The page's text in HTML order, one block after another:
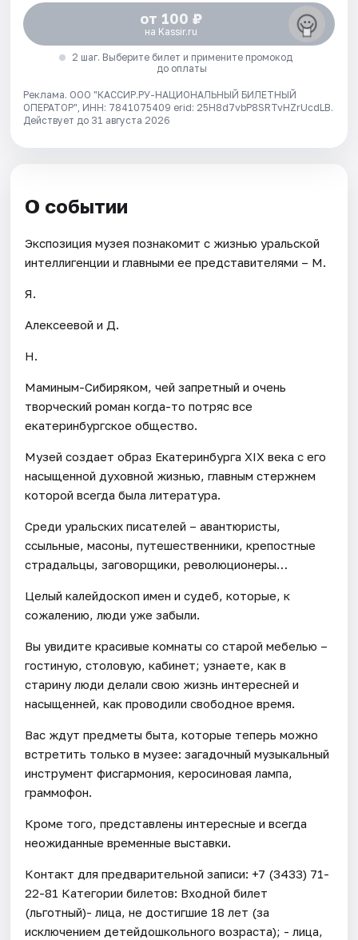
от 100 ₽
на Kassir.ru
2 шаг. Выберите билет и примените промокод
до оплаты
Реклама. ООО "КАССИР.РУ-НАЦИОНАЛЬНЫЙ БИЛЕТНЫЙ
ОПЕРАТОР", ИНН: 7841075409 erid: 25H8d7vbP8SRTvHZrUcdLB.
Действует до 31 августа 2026
О событии
Экспозиция музея познакомит с жизнью уральской
интеллигенции и главными ее представителями – М.
Я.
Алексеевой и Д.
Н.
Маминым-Сибиряком, чей запретный и очень
творческий роман когда-то потряс все
екатеринбургское общество.
Музей создает образ Екатеринбурга XIX века с его
насыщенной духовной жизнью, главным стержнем
которой всегда была литература.
Среди уральских писателей – авантюристы,
ссыльные, масоны, путешественники, крепостные
страдальцы, заговорщики, революционеры…
Целый калейдоскоп имен и судеб, которые, к
сожалению, люди уже забыли.
Вы увидите красивые комнаты со старой мебелью –
гостиную, столовую, кабинет; узнаете, как в
старину люди делали свою жизнь интересней и
насыщенней, как проводили свободное время.
Вас ждут предметы быта, которые теперь можно
встретить только в музее: загадочный музыкальный
инструмент фисгармония, керосиновая лампа,
граммофон.
Кроме того, представлены интересные и всегда
неожиданные временные выставки.
Контакт для предварительной записи: +7 (3433) 71-
22-81 Категории билетов: Входной билет
(льготный)- лица, не достигшие 18 лет (за
исключением детейдошкольного возраста); - лица,